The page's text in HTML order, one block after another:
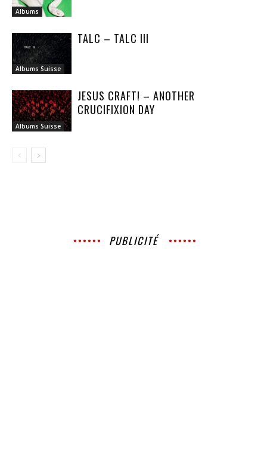
Albums
Albums Suisse
TALC – TALC III
Albums Suisse
JESUS CRAFT! – ANOTHER
CRUCIFIXION DAY
PUBLICITÉ